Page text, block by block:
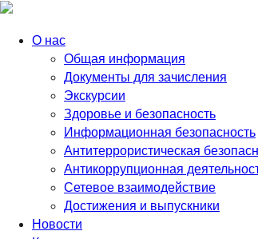
О нас
Общая информация
Документы для зачисления
Экскурсии
Здоровье и безопасность
Информационная безопасность
Антитеррористическая
Антикоррупционная
Сетевое взаимодействие
Достижения и выпускники
Новости